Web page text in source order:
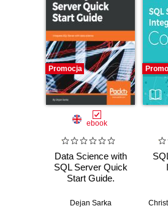
Promocja
ebook
Data Science with
SQL Server Quick
Start Guide.
Server with data
Dejan Sarka